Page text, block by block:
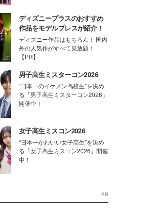
ディズニープラスのおすすめ
作品をモデルプレスが紹介！
ディズニー作品はもちろん！ 国内
外の人気作がすべて見放題！
【PR】
男子高生ミスターコン2026
“日本一のイケメン高校生”を決め
る「男子高生ミスターコン2026」
開催中！
女子高生ミスコン2026
“日本一かわいい女子高生”を決め
る「女子高生ミスコン2026」開催
中！
PR